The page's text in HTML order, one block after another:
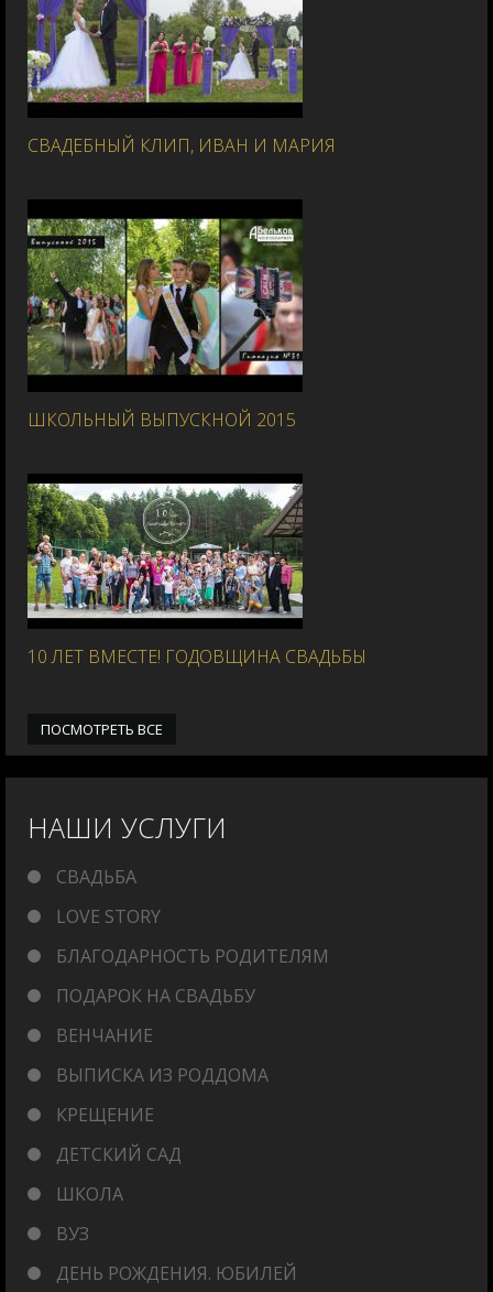
СВАДЕБНЫЙ КЛИП, ИВАН И МАРИЯ
ШКОЛЬНЫЙ ВЫПУСКНОЙ 2015
10 ЛЕТ ВМЕСТЕ! ГОДОВЩИНА СВАДЬБЫ
ПОСМОТРЕТЬ ВСЕ
НАШИ УСЛУГИ
СВАДЬБА
LOVE STORY
БЛАГОДАРНОСТЬ РОДИТЕЛЯМ
ПОДАРОК НА СВАДЬБУ
ВЕНЧАНИЕ
ВЫПИСКА ИЗ РОДДОМА
КРЕЩЕНИЕ
ДЕТСКИЙ САД
ШКОЛА
ВУЗ
ДЕНЬ РОЖДЕНИЯ. ЮБИЛЕЙ